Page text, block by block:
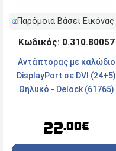
Παρόμοια Βάσει Εικόνας
Κωδικός: 0.310.80057
Αντάπτορας με καλώδιο
DisplayPort σε DVI (24+5)
Θηλυκό - Delock (61765)
22.00€